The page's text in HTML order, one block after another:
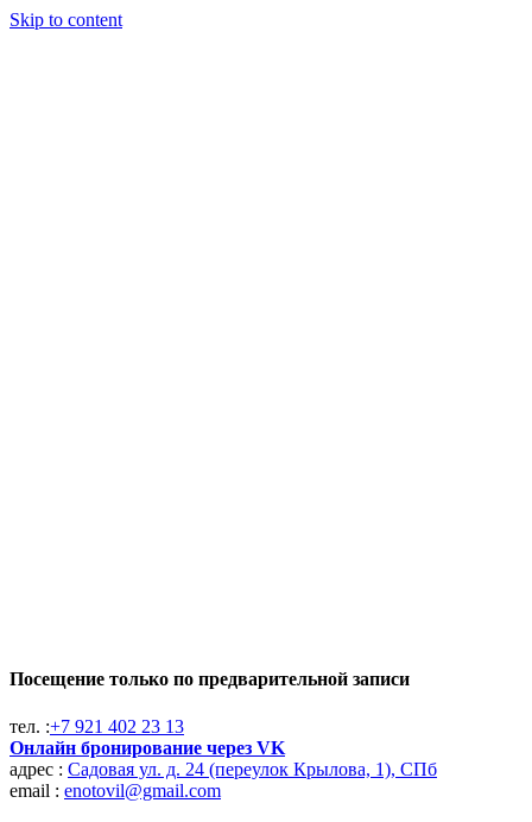
Skip to content
Посещение только по предварительной записи
тел. :+7 921 402 23 13
Онлайн бронирование через VK
адрес : Садовая ул. д. 24 (переулок Крылова, 1), СПб
email : enotovil@gmail.com